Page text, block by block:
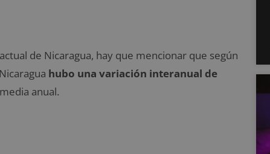
de Nicaragua, hay que mencionar que según
hubo una variación interanual de
anual.